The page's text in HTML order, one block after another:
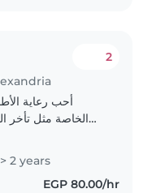
2
أحب رعاية
الخاصة مثل تأخر
رعاية الأطفال
2 years
EGP 80.00/hr